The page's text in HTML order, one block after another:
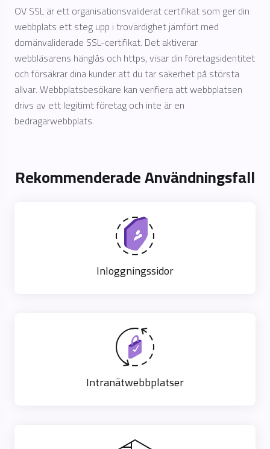
OV SSL är ett organisationsvaliderat certifikat som ger din
webbplats ett steg upp i trovärdighet jämfört med
domänvaliderade SSL-certifikat. Det aktiverar
webbläsarens hänglås och https, visar din företagsidentitet
och försäkrar dina kunder att du tar säkerhet på största
allvar. Webbplatsbesökare kan verifiera att webbplatsen
drivs av ett legitimt företag och inte är en
bedragarwebbplats.
Rekommenderade Användningsfall
Inloggningssidor
Intranätwebbplatser